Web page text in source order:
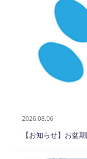
2026.08.06
【お知らせ】お盆